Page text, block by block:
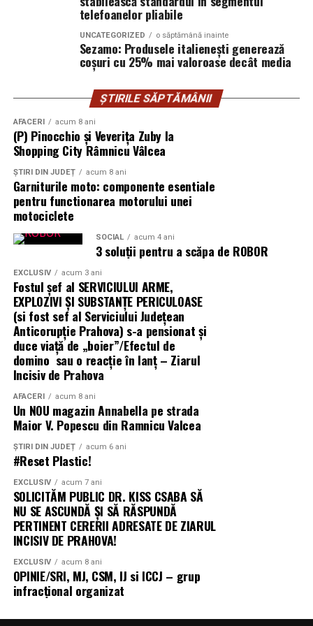
Târgoviște, Piatra Neamț, Bacău, Focșani, Târgu Jiu,
Craiova și București, unde au fost renovate unitățile de
lângă spitalele Floreasca și Obregia. Investițiile pentru
fiecare locație au fost cuprinse între 30.000 și 50.000 de
Lucrările au vizat reorganizarea spațiilor comerciale și
adaptarea expunerii la noua structură a portofoliului.
Modelul implementat de companie presupune existența
în magazine a unei selecții reprezentative din
principalele categorii de produse, completată de o gamă
extinsă disponibilă online.
O componentă a investițiilor vizează și consultanța
oferită de echipele de vânzări. În cazul uniformelor
medicale, recomandarea privind croiala, materialul și
mărimea contribuie la alegerea corectă a produsului și la
reducerea retururilor. Pentru încălțămintea
profesională și produsele compresive, consultanța
facilitează alegerea produselor în funcție de nevoile
fiecărui client.
Stocurile din magazine, integrate cu platforma
online
TAG continuă digitalizarea proceselor din magazine și
integrarea stocurilor fizice cu platforma online, astfel
încât clienții să poată verifica mai rapid disponibilitatea
produselor, să comande articole aflate în alte locații și să
identifice alternative disponibile.
Separat, comenzile plasate online pot fi ridicate gratuit
din magazinele fizice. Compania observă, de asemenea,
că o parte dintre clienți descoperă produsele online și
aleg ulterior să le probeze și să finalizeze achiziția într-
un magazin.
telefoanelor pliabile
UNCATEGORIZED o săptămână inainte
Sezamo: Produsele italienești generează
coșuri cu 25% mai valoroase decât media
ȘTIRILE SĂPTĂMÂNII
AFACERI acum 8 ani
(P) Pinocchio și Veverița Zuby la
Shopping City Râmnicu Vâlcea
ȘTIRI DIN JUDEȚ acum 8 ani
Garniturile moto: componente esentiale
pentru functionarea motorului unei
motociclete
SOCIAL acum 4 ani
3 soluții pentru a scăpa de ROBOR
EXCLUSIV acum 3 ani
Fostul șef al SERVICIULUI ARME,
EXPLOZIVI ŞI SUBSTANŢE PERICULOASE
(si fost sef al Serviciului Judeţean
Anticorupţie Prahova) s-a pensionat și
duce viață de „boier”/Efectul de
domino sau o reacție în lanț – Ziarul
Incisiv de Prahova
AFACERI acum 8 ani
Un NOU magazin Annabella pe strada
Maior V. Popescu din Ramnicu Valcea
ȘTIRI DIN JUDEȚ acum 6 ani
#Reset Plastic!
EXCLUSIV acum 7 ani
SOLICITĂM PUBLIC DR. KISS CSABA SĂ
NU SE ASCUNDĂ ȘI SĂ RĂSPUNDĂ
PERTINENT CERERII ADRESATE DE ZIARUL
INCISIV DE PRAHOVA!
EXCLUSIV acum 8 ani
OPINIE/SRI, MJ, CSM, IJ si ICCJ – grup
infracțional organizat